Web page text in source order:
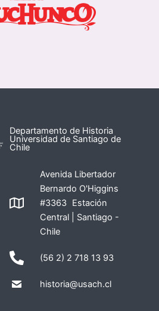
Departamento de Historia
Universidad de Santiago de
Chile
Avenida Libertador
Bernardo O'Higgins
#3363 Estación
Central | Santiago -
Chile
(56 2) 2 718 13 93
historia@usach.cl